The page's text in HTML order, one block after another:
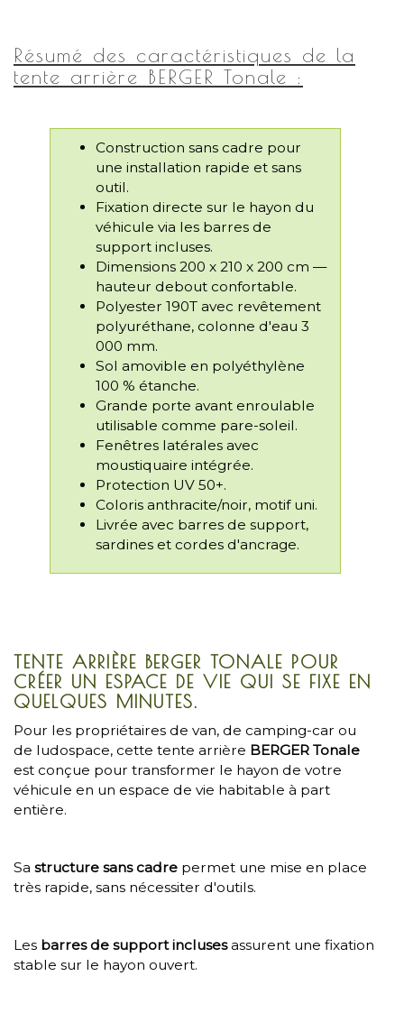
Résumé des caractéristiques de la
tente arrière BERGER Tonale :
Construction sans cadre pour
une installation rapide et sans
outil.
Fixation directe sur le hayon du
véhicule via les barres de
support incluses.
Dimensions 200 x 210 x 200 cm —
hauteur debout confortable.
Polyester 190T avec revêtement
polyuréthane, colonne d'eau 3
000 mm.
Sol amovible en polyéthylène
100 % étanche.
Grande porte avant enroulable
utilisable comme pare-soleil.
Fenêtres latérales avec
moustiquaire intégrée.
Protection UV 50+.
Coloris anthracite/noir, motif uni.
Livrée avec barres de support,
sardines et cordes d'ancrage.
TENTE ARRIÈRE BERGER TONALE POUR
CRÉER UN ESPACE DE VIE QUI SE FIXE EN
QUELQUES MINUTES.
Pour les propriétaires de van, de camping-car ou
de ludospace, cette tente arrière BERGER Tonale
est conçue pour transformer le hayon de votre
véhicule en un espace de vie habitable à part
entière.
Sa structure sans cadre permet une mise en place
très rapide, sans nécessiter d'outils.
Les barres de support inclusesassurent une fixation
stable sur le hayon ouvert.